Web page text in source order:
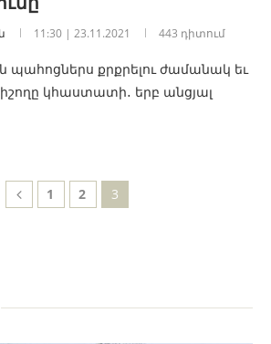
11:30 | 23.11.2021 443 դիտում
պահոցներս քրքրելու ժամանակ եւ
կհաստատի․ երբ անցյալ
1 2 3